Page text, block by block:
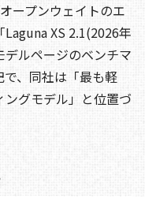
ープンウェイトのエ
XS 2.1(2026年
ルページのベンチマ
、同社は「最も軽
グモデル」と位置づ